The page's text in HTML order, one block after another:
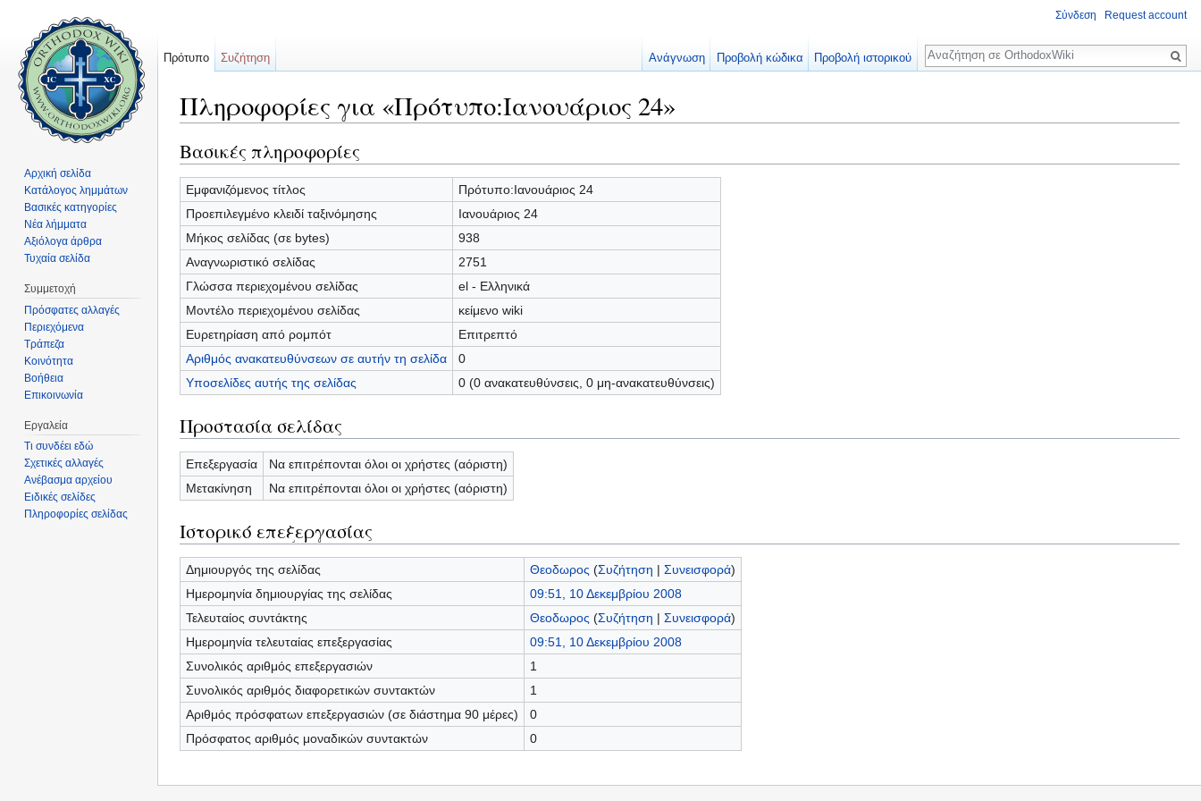
Πληροφορίες για «Πρότυπο:Ιανουάριος 24»
Βασικές πληροφορίες
Εμφανιζόμενος τίτλος
Πρότυπο:Ιανουάριος 24
Προεπιλεγμένο κλειδί ταξινόμησης
Ιανουάριος 24
Μήκος σελίδας (σε bytes)
938
Αναγνωριστικό σελίδας
2751
Γλώσσα περιεχομένου σελίδας
el - Ελληνικά
Μοντέλο περιεχομένου σελίδας
κείμενο wiki
Ευρετηρίαση από ρομπότ
Επιτρεπτό
Αριθμός ανακατευθύνσεων σε αυτήν τη σελίδα
0
Υποσελίδες αυτής της σελίδας
0 (0 ανακατευθύνσεις, 0 μη-ανακατευθύνσεις)
Προστασία σελίδας
Επεξεργασία
Να επιτρέπονται όλοι οι χρήστες (αόριστη)
Μετακίνηση
Να επιτρέπονται όλοι οι χρήστες (αόριστη)
Ιστορικό επεξεργασίας
Δημιουργός της σελίδας Θεοδωρος (Συζήτηση | Συνεισφορά)
Ημερομηνία δημιουργίας της σελίδας
09:51, 10 Δεκεμβρίου 2008
Τελευταίος συντάκτης
Θεοδωρος (Συζήτηση | Συνεισφορά)
Ημερομηνία τελευταίας επεξεργασίας
09:51, 10 Δεκεμβρίου 2008
Συνολικός αριθμός επεξεργασιών
1
Συνολικός αριθμός διαφορετικών συντακτών
1
Αριθμός πρόσφατων επεξεργασιών (σε διάστημα 90 μέρες)
0
Πρόσφατος αριθμός μοναδικών συντακτών
0
Σύνδεση Request account
Πρότυπο Συζήτηση Ανάγνωση Προβολή κώδικα Προβολή ιστορικού
Αναζήτηση
Αρχική σελίδα
Κατάλογος λημμάτων
Βασικές κατηγορίες
Νέα λήμματα
Αξιόλογα άρθρα
Τυχαία σελίδα
Συμμετοχή
Πρόσφατες αλλαγές
Περιεχόμενα
Τράπεζα
Κοινότητα
Βοήθεια
Επικοινωνία
Εργαλεία
Τι συνδέει εδώ
Σχετικές αλλαγές
Ανέβασμα αρχείου
Ειδικές σελίδες
Πληροφορίες σελίδας